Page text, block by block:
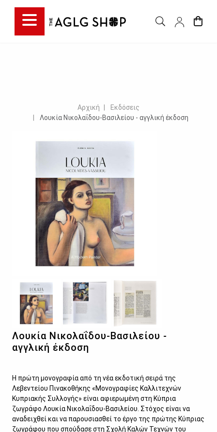
Αρχική
Εκδόσεις
Λουκία Νικολαΐδου-Βασιλείου - αγγλική έκδοση
Λουκία Νικολαΐδου-Βασιλείου -
αγγλική έκδοση
Η πρώτη μονογραφία από τη νέα εκδοτική σειρά της
Λεβεντείου Πινακοθήκης «Μονογραφίες Καλλιτεχνών
Κυπριακής Συλλογής» είναι αφιερωμένη στη Κύπρια
ζωγράφο Λουκία Νικολαΐδου-Βασιλείου. Στόχος είναι να
αναδειχθεί και να παρουσιασθεί το έργο της πρώτης Κύπριας
ζωγράφου που σπούδασε στη Σχολή Καλών Τεχνών του